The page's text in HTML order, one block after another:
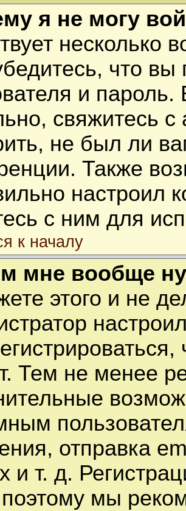
я не могу
несколько
что
и
свяжитесь
не был ли
Также
настроил
с ним для
к началу
мне вообще
этого и не
Тем не менее
отправка
и т. д.
мы